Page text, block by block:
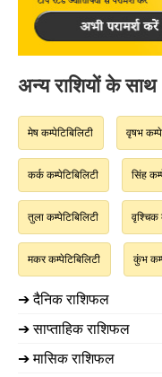
अन्य राशियों के
मेष कम्पेटिबिलिटी वृषभ
कर्क कम्पेटिबिलिटी सिंह
तुला कम्पेटिबिलिटी वृश्चिक
मकर कम्पेटिबिलिटी कुंभ
➔ दैनिक राशिफल
➔ साप्ताहिक राशिफल
➔ मासिक राशिफल